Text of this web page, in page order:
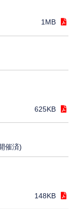
1MB
625KB
催済)
148KB